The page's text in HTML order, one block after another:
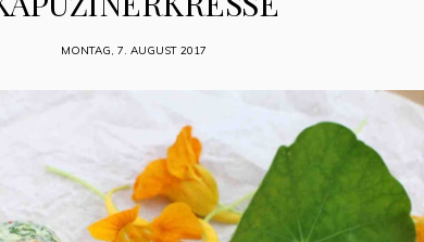
MONTAG, 7. AUGUST 2017